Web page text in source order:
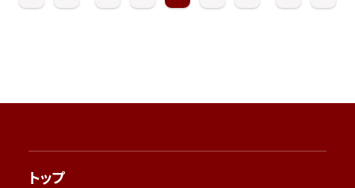
トップ